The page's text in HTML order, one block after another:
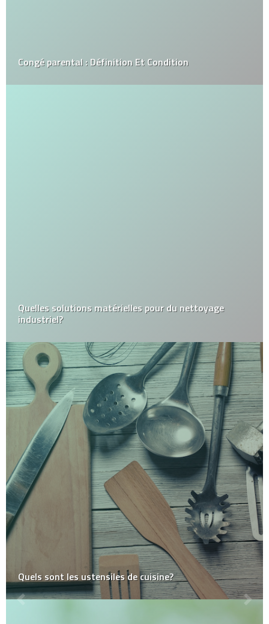
Congé parental : Définition Et Condition
Quelles solutions matérielles pour du nettoyage
industriel?
Quels sont les ustensiles de cuisine?